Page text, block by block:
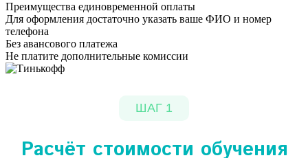
Преимущества единовременной оплаты
Для оформления достаточно указать ваше ФИО и номер
телефона
Без авансового платежа
Не платите дополнительные комиссии